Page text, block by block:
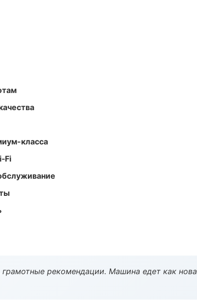
класса
рекомендации. Машина едет как